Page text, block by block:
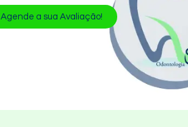
Agende a sua Avaliação!